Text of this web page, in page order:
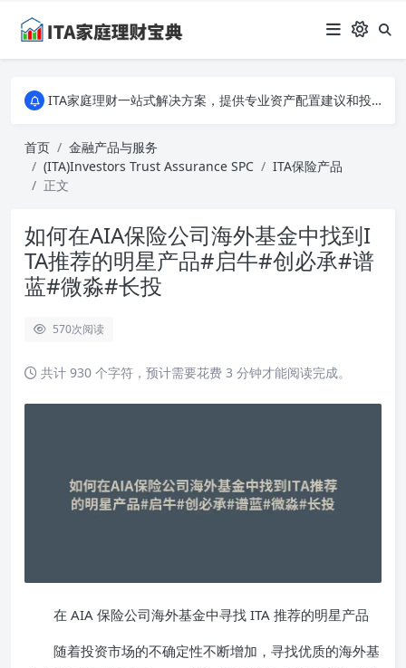
ITA家庭理财一站式解决方案，提供专业资产配置建议和投资策略分析。从入门到专家，全面掌握家庭财务规划的秘诀，让您的财富稳健增长！
ITA家庭理财一站式解决方案，提供专业资产配置建议和投资策略分析。从入门到专家，全面掌握家庭财务规划的秘诀，让您的财富稳健增长！
首页
金融产品与服务
(ITA)Investors Trust Assurance SPC
ITA保险产品
正文
如何在AIA保险公司海外基金中找到I
TA推荐的明星产品#启牛#创必承#谱
蓝#微淼#长投
570次阅读
共计 930 个字符，预计需要花费 3 分钟才能阅读完成。
在 AIA 保险公司海外基金中寻找 ITA 推荐的明星产品
随着投资市场的不确定性不断增加，寻找优质的海外基